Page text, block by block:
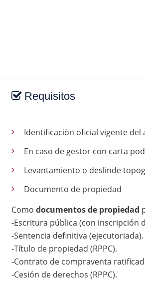
Requisitos
Identificación oficial vigente
En caso de gestor con carta
Levantamiento o deslinde
Documento de propiedad
Como documentos de propiedad
-Escritura pública (con inscripción
-Sentencia definitiva (ejecutoriada).
-Título de propiedad (RPPC).
-Contrato de compraventa
-Cesión de derechos (RPPC).